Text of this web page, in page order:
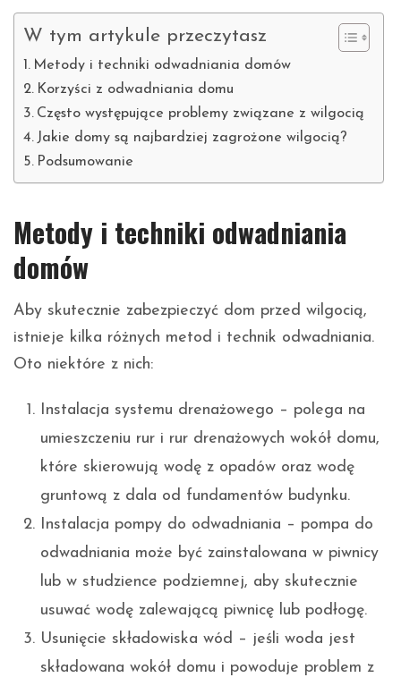
W tym artykule przeczytasz
Metody i techniki odwadniania domów
Korzyści z odwadniania domu
Często występujące problemy związane z wilgocią
Jakie domy są najbardziej zagrożone wilgocią?
Podsumowanie
Metody i techniki odwadniania
domów
Aby skutecznie zabezpieczyć dom przed wilgocią,
istnieje kilka różnych metod i technik odwadniania.
Oto niektóre z nich:
Instalacja systemu drenażowego – polega na
umieszczeniu rur i rur drenażowych wokół domu,
które skierowują wodę z opadów oraz wodę
gruntową z dala od fundamentów budynku.
Instalacja pompy do odwadniania – pompa do
odwadniania może być zainstalowana w piwnicy
lub w studzience podziemnej, aby skutecznie
usuwać wodę zalewającą piwnicę lub podłogę.
Usunięcie składowiska wód – jeśli woda jest
składowana wokół domu i powoduje problem z